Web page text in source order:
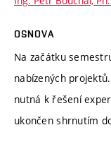
OSNOVA
Na začátku
nabízených
nutná k řešení
ukončen shrnutím